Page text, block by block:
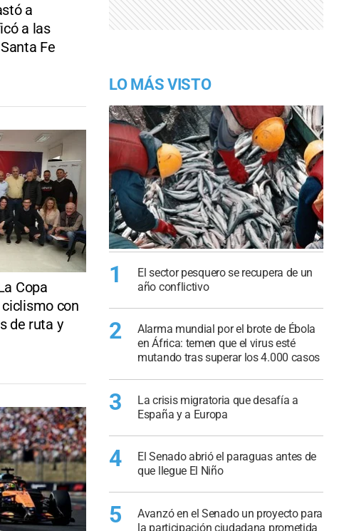
a
a las
Fe
Copa
con
de ruta y
LO MÁS VISTO
1
El sector pesquero se recupera de un
año conflictivo
2
Alarma mundial por el brote de Ébola
en África: temen que el virus esté
mutando tras superar los 4.000 casos
3
La crisis migratoria que desafía a
España y a Europa
4
El Senado abrió el paraguas antes de
que llegue El Niño
5
Avanzó en el Senado un proyecto para
la participación ciudadana prometida